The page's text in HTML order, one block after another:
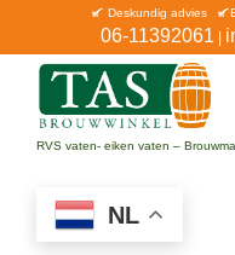
inhoud
06-11392061
Deskundig advies
Home
Catalogus
RVS vaten- eiken vaten –
NL